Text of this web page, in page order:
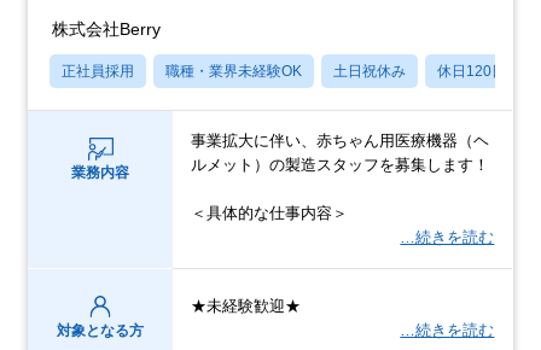
株式会社Berry
正社員採用 職種・業界未経験OK 土日祝休み 休日120日以上
業務内容
事業拡大に伴い、赤ちゃん用医療機器（ヘ
ルメット）の製造スタッフを募集します！
＜具体的な仕事内容＞
…続きを読む
対象となる方
★未経験歓迎★
…続きを読む